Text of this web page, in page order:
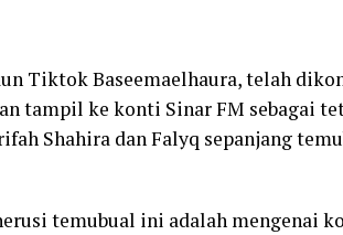
Tiktok Baseemaelhaura, telah
tampil ke konti Sinar FM sebagai
Shahira dan Falyq sepanjang
temubual ini adalah mengenai